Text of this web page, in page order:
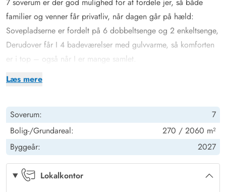
Læs mere
familier og venner får privatliv, når dagen går på hæld:
Sovepladserne er fordelt på 6 dobbeltsenge og 2 enkeltsenge,
Derudover får I 4 badeværelser med gulvvarme, så komforten
er i top – også når I er mange samlet.
Pool, wellness og aktivitetsrum
uanset niveau. Når I vil skrue op for afslapningen, kan I skifte
tempo i saunaen eller tage en tur i udespaen, og på varme
dage er udebruseren en lækker detalje efter strand, pool eller
træning.
Når der skal dystes og grines, står aktivitetshuset klar med
Soverum:
7
Bolig-/Grundareal:
270 / 2060 m²
Byggeår:
2027
Lokalkontor